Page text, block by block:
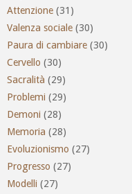
Attenzione (31)
Valenza sociale (30)
Paura di cambiare (30)
Cervello (30)
Sacralità (29)
Problemi (29)
Demoni (28)
Memoria (28)
Evoluzionismo (27)
Progresso (27)
Modelli (27)